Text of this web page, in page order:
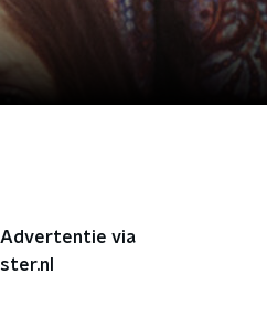
Advertentie via
ster.nl